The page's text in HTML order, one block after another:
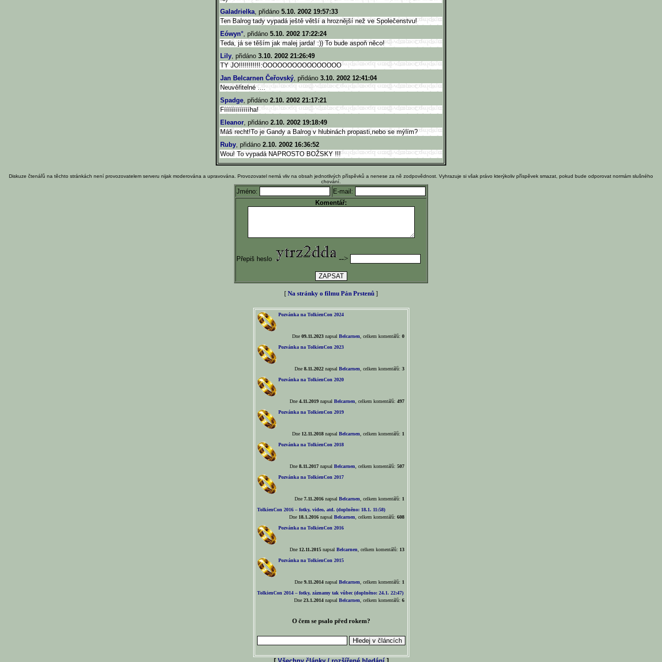
Galadrielka, přidáno 5.10. 2002 19:57:33
Ten Balrog tady vypadá ještě větší a hroznější než ve Společenstvu!
Eówyn°, přidáno 5.10. 2002 17:22:24
Teda, já se těším jak malej jarda! :)) To bude aspoň něco!
Lily, přidáno 3.10. 2002 21:26:49
TY JO!!!!!!!!!!!:OOOOOOOOOOOOOOOO
Jan Belcarnen Čeřovský, přidáno 3.10. 2002 12:41:04
Neuvěřitelné ....
Spadge, přidáno 2.10. 2002 21:17:21
Fíííííííííííííha!
Eleanor, přidáno 2.10. 2002 19:18:49
Máš recht!To je Gandy a Balrog v hlubinách propasti,nebo se mýlím?
Ruby, přidáno 2.10. 2002 16:36:52
Wou! To vypadá NAPROSTO BOŽSKY !!!
Diskuze čtenářů na těchto stránkách není provozovatelem serveru nijak moderována a upravována. Provozovatel nemá vliv na obsah jednotlivých příspěvků a nenese za ně zodpovědnost. Vyhrazuje si však právo kterýkoliv příspěvek smazat, pokud bude odporovat normám slušného
chování.
Jméno:
E-mail:
Komentář:
Přepiš heslo -->
[ Na stránky o filmu Pán Prstenů ]
Pozvánka na TolkienCon 2024
Dne 09.11.2023napsal Belcarnen , celkem komentářů: 0
Pozvánka na TolkienCon 2023
Dne 8.11.2022napsal Belcarnen , celkem komentářů: 3
Pozvánka na TolkienCon 2020
Dne 4.11.2019napsal Belcarnen , celkem komentářů: 497
Pozvánka na TolkienCon 2019
Dne 12.11.2018napsal Belcarnen , celkem komentářů: 1
Pozvánka na TolkienCon 2018
Dne 8.11.2017napsal Belcarnen , celkem komentářů: 507
Pozvánka na TolkienCon 2017
Dne 7.11.2016napsal Belcarnen , celkem komentářů: 1
TolkienCon 2016 – fotky, video, atd. (doplněno: 18.1. 11:58)
Dne 18.1.2016napsal Belcarnen , celkem komentářů: 608
Pozvánka na TolkienCon 2016
Dne 12.11.2015napsal Belcarnen , celkem komentářů: 13
Pozvánka na TolkienCon 2015
Dne 9.11.2014napsal Belcarnen , celkem komentářů: 1
TolkienCon 2014 – fotky, záznamy tak vůbec (doplněno: 24.1. 22:47)
Dne 23.1.2014napsal Belcarnen , celkem komentářů: 6
O čem se psalo před rokem?